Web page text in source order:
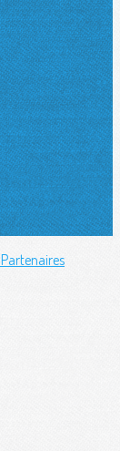
Partenaires